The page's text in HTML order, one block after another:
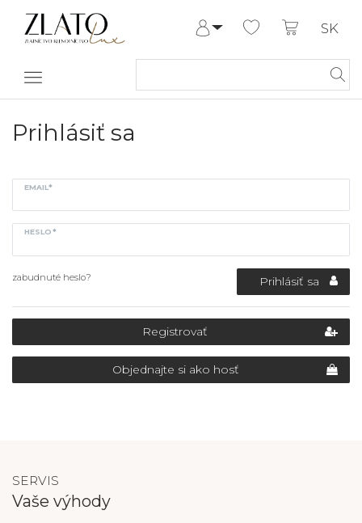
Môj účet
SK
Prihlásiť sa
EMAIL*
HESLO*
zabudnuté heslo? Prihlásiť sa
Registrovať
Objednajte si ako hosť
SERVIS
Vaše výhody